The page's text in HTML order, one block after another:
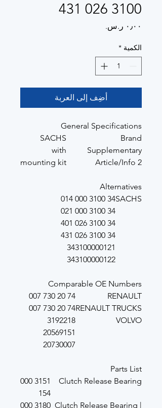
3100 026 431
الكمية *
أضِف إلى العربة
General Specifications
Brand
SACHS
Supplementary
Article/Info 2
with
mounting kit
Alternatives
SACHS
34 3100 000 014
34 3100 000 021
34 3100 026 401
34 3100 026 431
343100000121
343100000122
Comparable OE Numbers
RENAULT
74 20 730 007
RENAULT TRUCKS
74 20 730 007
VOLVO
3192218
20569151
20730007
Parts List
Clutch Release Bearing
3151 000
154
Clutch Release Bearing |
3180 000